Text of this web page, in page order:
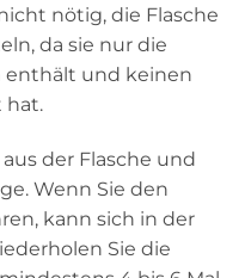
nötig, die Flasche
da sie nur die
enthält und keinen
hat.
der Flasche und
Wenn Sie den
kann sich in der
Sie die